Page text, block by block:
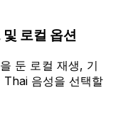
로컬 옵션
둔 로컬 재생, 기
음성을 선택할